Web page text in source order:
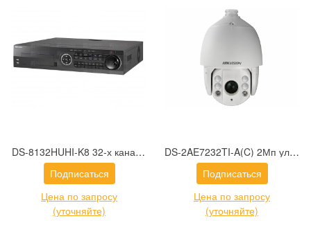
DS-8132HUHI-K8 32-х канальный гибридный HD-TVI регистратор для аналоговых, HD-TVI, AHD и CVI камер + 16 каналов IP@8Мп (до 40 каналов с полным замещением аналоговых каналов)
Подписаться
Цена по запросу
(уточняйте)
DS-2AE7232TI-A(C) 2Мп уличная скоростная поворотная HD-TVI камера с ИК-подсветкой до 150м
Подписаться
Цена по запросу
(уточняйте)